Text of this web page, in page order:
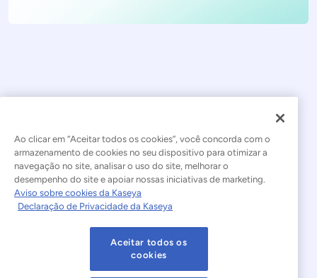
© 2026 Kaseya. Todos os direitos reservados.
Português Brasileiro
Declaração sobre a Escravidão Moderna
Termos de Uso do Site Declaração de Privacidade
Ao clicar em “Aceitar todos os cookies”, você concorda com o
armazenamento de cookies no seu dispositivo para otimizar a
navegação no site, analisar o uso do site, melhorar o
desempenho do site e apoiar nossas iniciativas de marketing.
Aviso sobre cookies da Kaseya
Declaração de Privacidade da Kaseya
Aceitar todos os
cookies